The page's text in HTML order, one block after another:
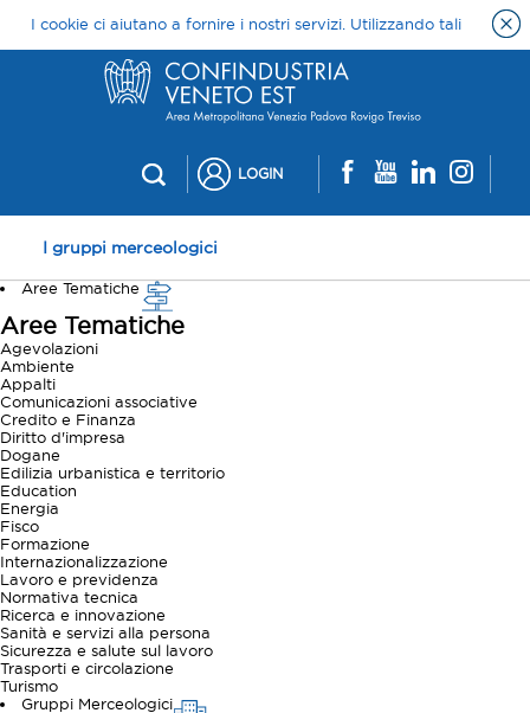
LOGIN
I gruppi merceologici
Aree Tematiche
Aree Tematiche
Agevolazioni
Ambiente
Appalti
Comunicazioni associative
Credito e Finanza
Diritto d'impresa
Dogane
Edilizia urbanistica e territorio
Education
Energia
Fisco
Formazione
Internazionalizzazione
Lavoro e previdenza
Normativa tecnica
Ricerca e innovazione
Sanità e servizi alla persona
Sicurezza e salute sul lavoro
Trasporti e circolazione
Turismo
Gruppi Merceologici